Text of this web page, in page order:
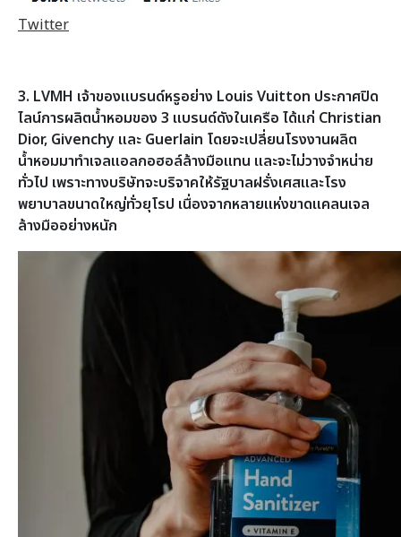
Twitter
3. LVMH เจ้าของแบรนด์หรูอย่าง Louis Vuitton ประกาศปิด
ไลน์การผลิตน้ำหอมของ 3 แบรนด์ดังในเครือ ได้แก่ Christian
Dior, Givenchy และ Guerlain โดยจะเปลี่ยนโรงงานผลิต
น้ำหอมมาทำเจลแอลกอฮอล์ล้างมือแทน และจะไม่วางจำหน่าย
ทั่วไป เพราะทางบริษัทจะบริจาคให้รัฐบาลฝรั่งเศสและโรง
พยาบาลขนาดใหญ่ทั่วยุโรป เนื่องจากหลายแห่งขาดแคลนเจล
ล้างมืออย่างหนัก